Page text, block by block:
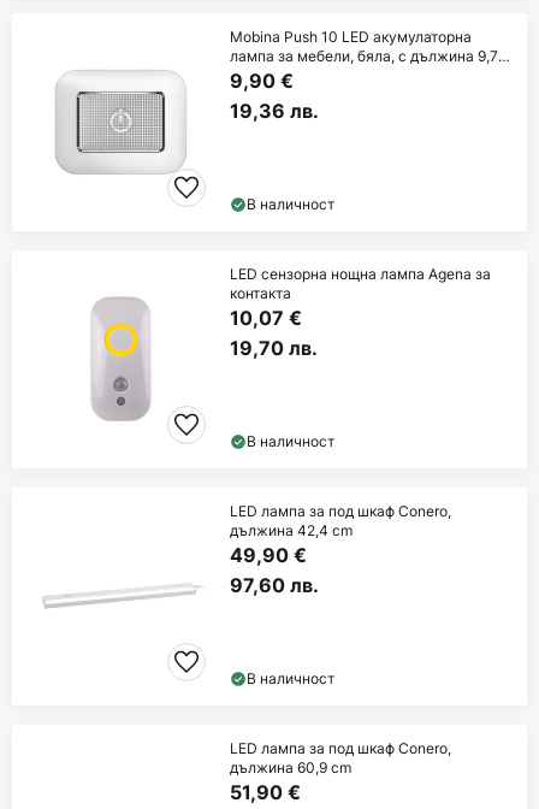
Mobina Push 10 LED акумулаторна
лампа за мебели, бяла, с дължина 9,7
см
9,90 €
19,36 лв.
В наличност
LED сензорна нощна лампа Agena за
контакта
10,07 €
19,70 лв.
В наличност
LED лампа за под шкаф Conero,
дължина 42,4 cm
49,90 €
97,60 лв.
В наличност
LED лампа за под шкаф Conero,
дължина 60,9 cm
51,90 €